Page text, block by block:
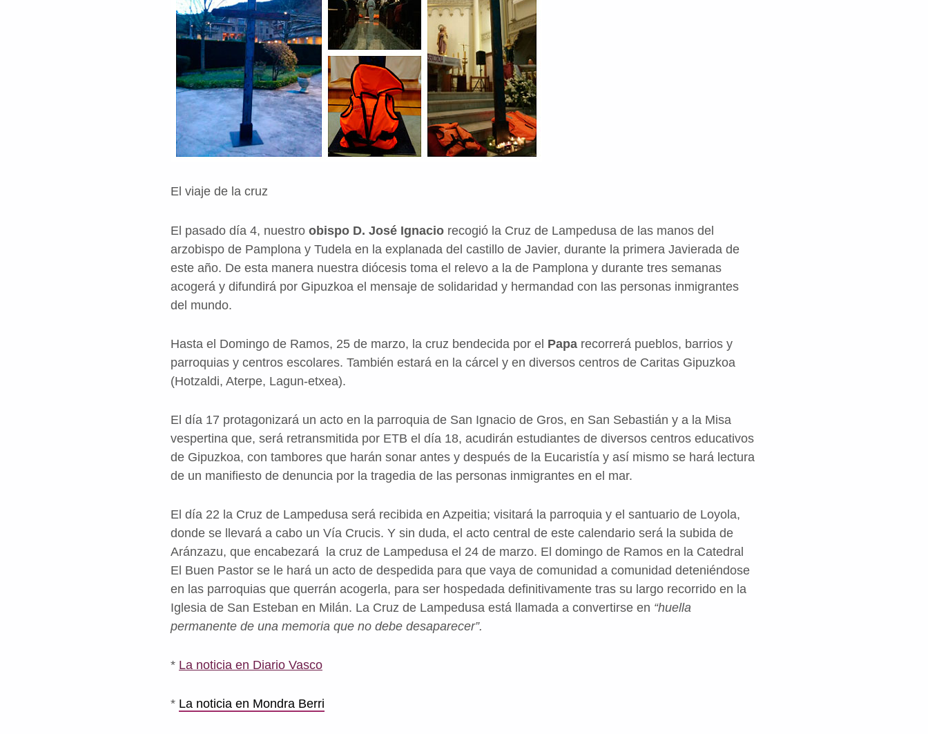
El viaje de la cruz
El pasado día 4, nuestro obispo D. José Ignacio recogió la Cruz de Lampedusa de las manos del
arzobispo de Pamplona y Tudela en la explanada del castillo de Javier, durante la primera Javierada de
este año. De esta manera nuestra diócesis toma el relevo a la de Pamplona y durante tres semanas
acogerá y difundirá por Gipuzkoa el mensaje de solidaridad y hermandad con las personas inmigrantes
del mundo.
Hasta el Domingo de Ramos, 25 de marzo, la cruz bendecida por el Papa recorrerá pueblos, barrios y
parroquias y centros escolares. También estará en la cárcel y en diversos centros de Caritas Gipuzkoa
(Hotzaldi, Aterpe, Lagun-etxea).
El día 17 protagonizará un acto en la parroquia de San Ignacio de Gros, en San Sebastián y a la Misa
vespertina que, será retransmitida por ETB el día 18, acudirán estudiantes de diversos centros educativos
de Gipuzkoa, con tambores que harán sonar antes y después de la Eucaristía y así mismo se hará lectura
de un manifiesto de denuncia por la tragedia de las personas inmigrantes en el mar.
El día 22 la Cruz de Lampedusa será recibida en Azpeitia; visitará la parroquia y el santuario de Loyola,
donde se llevará a cabo un Vía Crucis. Y sin duda, el acto central de este calendario será la subida de
Aránzazu, que encabezará la cruz de Lampedusa el 24 de marzo. El domingo de Ramos en la Catedral
El Buen Pastor se le hará un acto de despedida para que vaya de comunidad a comunidad deteniéndose
en las parroquias que querrán acogerla, para ser hospedada definitivamente tras su largo recorrido en la
Iglesia de San Esteban en Milán. La Cruz de Lampedusa está llamada a convertirse en “huella
permanente de una memoria que no debe desaparecer”.
* La noticia en Diario Vasco
* La noticia en Mondra Berri
Volver a la navegación principal